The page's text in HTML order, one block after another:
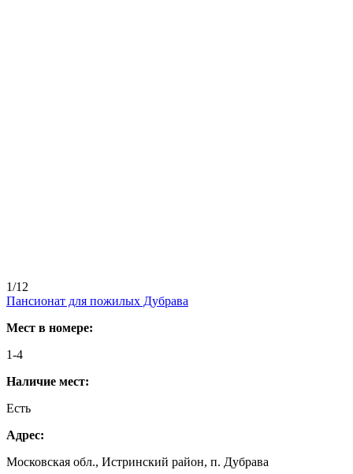
1/12
Пансионат для пожилых Дубрава
Мест в номере:
1-4
Наличие мест:
Есть
Адрес:
Московская обл., Истринский район, п. Дубрава